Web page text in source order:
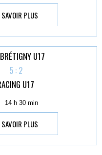
SAVOIR PLUS
U17
5 : 2
U17
14 h 30 min
SAVOIR PLUS